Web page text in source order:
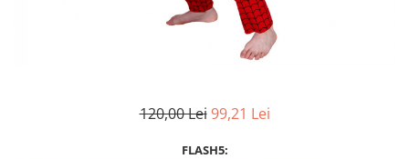
Prastii profesionale de vanatoare
ARTICOLE SUPORTERI120,00 Lei 99,21 Lei
FLASH5: